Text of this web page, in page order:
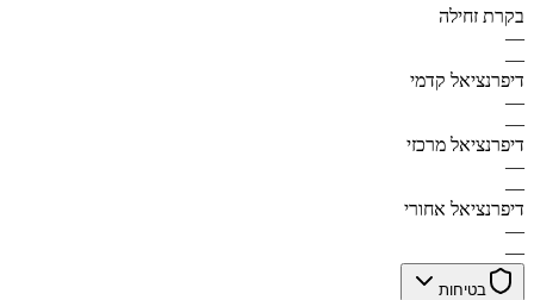
בקרת זחילה
—
—
דיפרנציאל קדמי
—
—
דיפרנציאל מרכזי
—
—
דיפרנציאל אחורי
—
—
בטיחות